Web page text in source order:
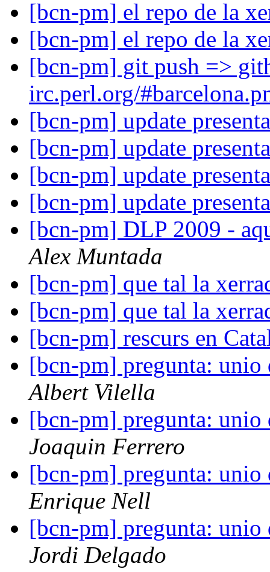
[bcn-pm] el repo de la
[bcn-pm] el repo de la
[bcn-pm] git push =>
irc.perl.org/
[bcn-pm] update
[bcn-pm] update
[bcn-pm] update
[bcn-pm] update
[bcn-pm] DLP 2009 -
Alex Muntada
[bcn-pm] que tal la
[bcn-pm] que tal la
[bcn-pm] rescurs en
[bcn-pm] pregunta: unio
Albert Vilella
[bcn-pm] pregunta: unio
Joaquin Ferrero
[bcn-pm] pregunta: unio
Enrique Nell
[bcn-pm] pregunta: unio
Jordi Delgado